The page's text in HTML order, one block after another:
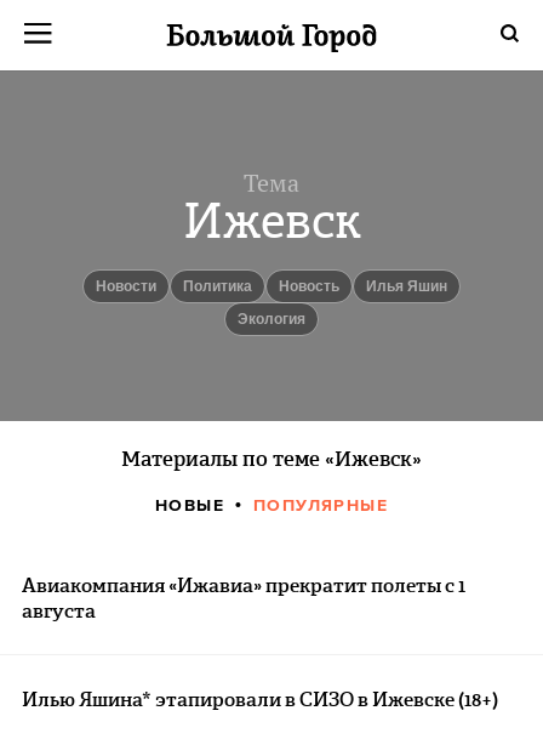
Тема
Ижевск
новости политика Новость
Илья Яшин
Экология
Материалы по теме «Ижевск»
НОВЫЕ ПОПУЛЯРНЫЕ
Авиакомпания «Ижавиа» прекратит полеты с 1
августа
Илью Яшина* этапировали в СИЗО в Ижевске (18+)